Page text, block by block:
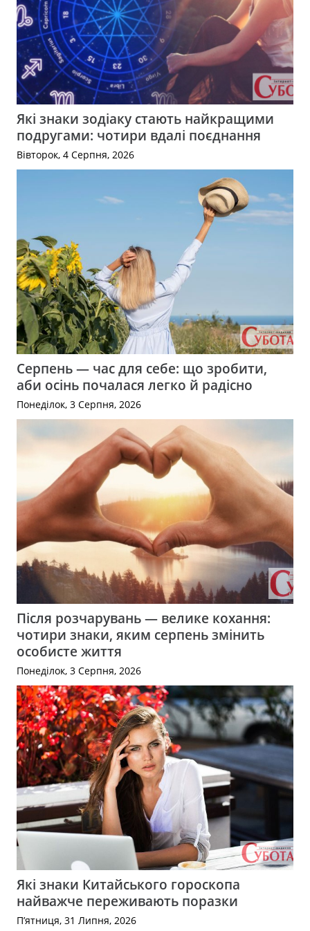
Які знаки зодіаку стають найкращими
подругами: чотири вдалі поєднання
Вівторок, 4 Серпня, 2026
Серпень — час для себе: що зробити,
аби осінь почалася легко й радісно
Понеділок, 3 Серпня, 2026
Після розчарувань — велике кохання:
чотири знаки, яким серпень змінить
особисте життя
Понеділок, 3 Серпня, 2026
Які знаки Китайського гороскопа
найважче переживають поразки
П’ятниця, 31 Липня, 2026